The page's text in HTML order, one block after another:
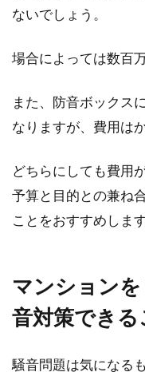
ないでしょう。
場合によっては数百
また、防音ボックス
なりますが、費用は
どちらにしても費用
予算と目的との兼ね
ことをおすすめします
マンション
音対策できる
騒音問題は気になる